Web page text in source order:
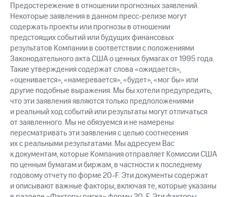
Предостережение в отношении прогнозных заявлений.
Некоторые заявления в данном пресс-релизе могут
содержать проекты или прогнозы в отношении
предстоящих событий или будущих финансовых
результатов Компании в соответствии с положениями
Законодательного акта США о ценных бумагах от 1995 года.
Такие утверждения содержат слова «ожидается»,
«оценивается», «намеревается», «будет», «мог бы» или
другие подобные выражения. Мы бы хотели предупредить,
что эти заявления являются только предположениями
и реальный ход событий или результаты могут отличаться
от заявленного. Мы не обязуемся и не намерены
пересматривать эти заявления с целью соотнесения
их с реальными результатами. Мы адресуем Вас
к документам, которые Компания отправляет Комиссии США
по ценным бумагам и биржам, в частности к последнему
годовому отчету по форме 20-F. Эти документы содержат
и описывают важные факторы, включая те, которые указаны